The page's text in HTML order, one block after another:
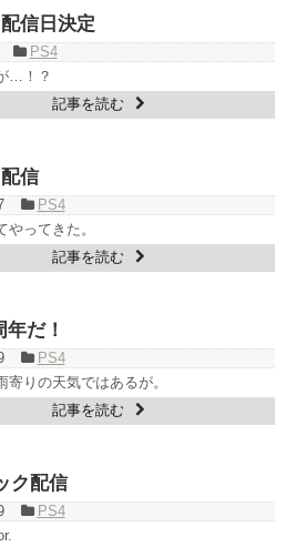
信日決定
PS4
…！？
記事を読む
信
PS4
やってきた。
記事を読む
だ！
PS4
寄りの天気ではあるが。
記事を読む
ク配信
PS4